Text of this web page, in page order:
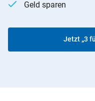
Geld sparen
Jetzt „3